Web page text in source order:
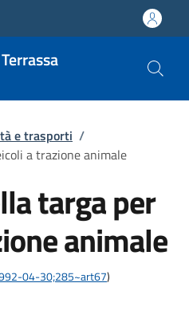
e trasporti /
a trazione animale
targa per
animale
04-30;285~art67)